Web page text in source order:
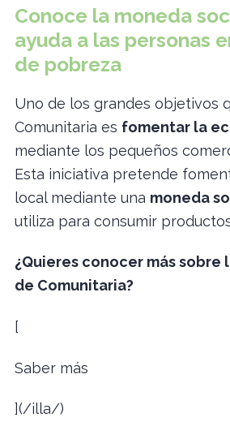
Conoce la moneda
ayuda a las personas
de pobreza
Uno de los grandes objetivos
Comunitaria es fomentar la
mediante los pequeños
Esta iniciativa pretende
local mediante una moneda
utiliza para consumir
¿Quieres conocer más sobre
de Comunitaria?
[
Saber más
](/illa/)